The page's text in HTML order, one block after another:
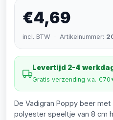
€4,69
incl. BTW · Artikelnummer:
Levertijd 2-4
Gratis verzending v.a.
De Vadigran Poppy beer
polyester speeltje van 8 cm